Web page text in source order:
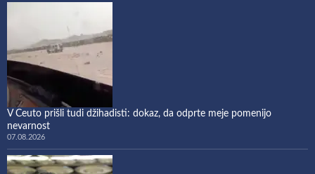
V Ceuto prišli tudi džihadisti: dokaz, da odprte meje pomenijo
nevarnost
07.08.2026